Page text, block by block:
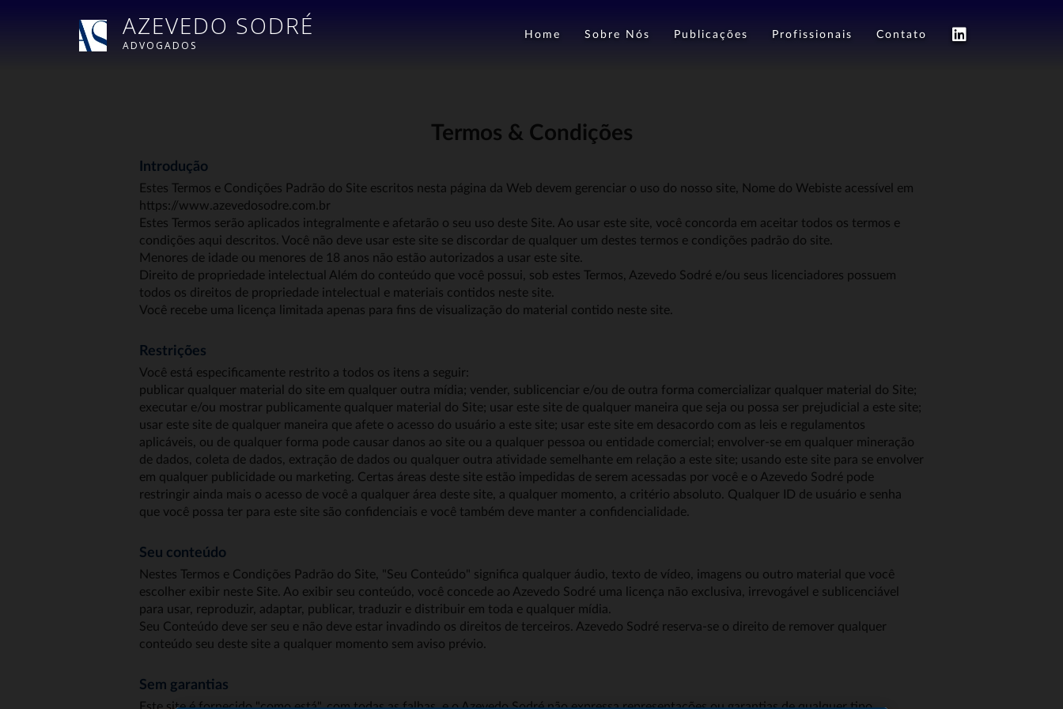
AZEVEDO SODRÉ
ADVOGADOS
Home Sobre Nós Publicações Profissionais Contato
Termos & Condições
Introdução
Estes Termos e Condições Padrão do Site escritos nesta página da Web devem gerenciar o uso do nosso site, Nome do Webiste acessível em
https://www.azevedosodre.com.br
Estes Termos serão aplicados integralmente e afetarão o seu uso deste Site. Ao usar este site, você concorda em aceitar todos os termos e
condições aqui descritos. Você não deve usar este site se discordar de qualquer um destes termos e condições padrão do site.
Menores de idade ou menores de 18 anos não estão autorizados a usar este site.
Direito de propriedade intelectual Além do conteúdo que você possui, sob estes Termos, Azevedo Sodré e/ou seus licenciadores possuem
todos os direitos de propriedade intelectual e materiais contidos neste site.
Você recebe uma licença limitada apenas para fins de visualização do material contido neste site.
Restrições
Você está especificamente restrito a todos os itens a seguir:
publicar qualquer material do site em qualquer outra mídia; vender, sublicenciar e/ou de outra forma comercializar qualquer material do Site;
executar e/ou mostrar publicamente qualquer material do Site; usar este site de qualquer maneira que seja ou possa ser prejudicial a este site;
usar este site de qualquer maneira que afete o acesso do usuário a este site; usar este site em desacordo com as leis e regulamentos
aplicáveis, ou de qualquer forma pode causar danos ao site ou a qualquer pessoa ou entidade comercial; envolver-se em qualquer mineração
de dados, coleta de dados, extração de dados ou qualquer outra atividade semelhante em relação a este site; usando este site para se envolver
em qualquer publicidade ou marketing. Certas áreas deste site estão impedidas de serem acessadas por você e o Azevedo Sodré pode
restringir ainda mais o acesso de você a qualquer área deste site, a qualquer momento, a critério absoluto. Qualquer ID de usuário e senha
que você possa ter para este site são confidenciais e você também deve manter a confidencialidade.
Seu conteúdo
Nestes Termos e Condições Padrão do Site, "Seu Conteúdo" significa qualquer áudio, texto de vídeo, imagens ou outro material que você
escolher exibir neste Site. Ao exibir seu conteúdo, você concede ao Azevedo Sodré uma licença não exclusiva, irrevogável e sublicenciável
para usar, reproduzir, adaptar, publicar, traduzir e distribuir em toda e qualquer mídia.
Seu Conteúdo deve ser seu e não deve estar invadindo os direitos de terceiros. Azevedo Sodré reserva-se o direito de remover qualquer
conteúdo seu deste site a qualquer momento sem aviso prévio.
Sem garantias